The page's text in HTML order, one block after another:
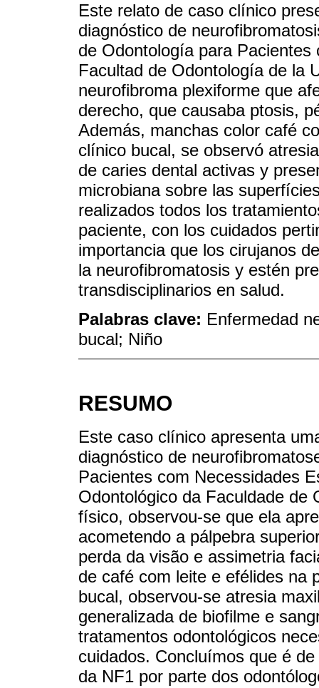
Este relato de caso clínico
diagnóstico de
de Odontología para
Facultad de Odontología de la
neurofibroma plexiforme que
derecho, que causaba ptosis,
Además, manchas color café
clínico bucal, se observó
de caries dental activas y
microbiana sobre las
realizados todos los
paciente, con los cuidados
importancia que los cirujanos
la neurofibromatosis y estén
transdisciplinarios en salud.
Palabras clave: Enfermedad
bucal; Niño
RESUMO
Este caso clínico apresenta
diagnóstico de
Pacientes com Necessidades
Odontológico da Faculdade de
físico, observou-se que ela
acometendo a pálpebra
perda da visão e assimetria
de café com leite e efélides na
bucal, observou-se atresia
generalizada de biofilme e
tratamentos odontológicos
cuidados. Concluímos que é
da NF1 por parte dos